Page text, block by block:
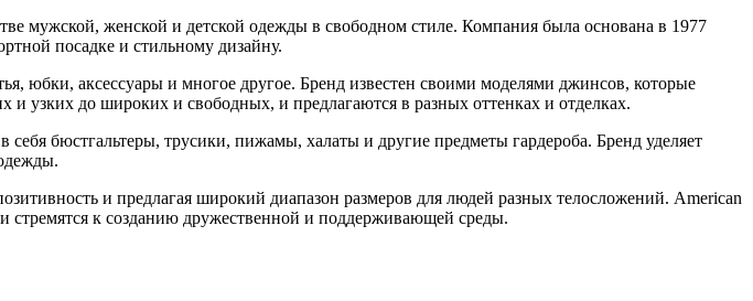
мужской, женской и детской одежды в свободном стиле. Компания была основана в 1977
посадке и стильному дизайну.
юбки, аксессуары и многое другое. Бренд известен своими моделями джинсов, которые
узких до широких и свободных, и предлагаются в разных оттенках и отделках.
бюстгальтеры, трусики, пижамы, халаты и другие предметы гардероба. Бренд уделяет
и предлагая широкий диапазон размеров для людей разных телосложений. American
стремятся к созданию дружественной и поддерживающей среды.